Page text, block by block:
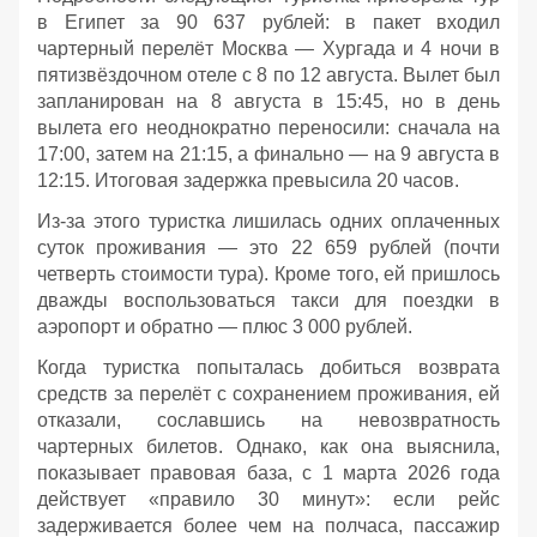
в Египет за 90 637 рублей: в пакет входил
чартерный перелёт Москва — Хургада и 4 ночи в
пятизвёздочном отеле с 8 по 12 августа. Вылет был
запланирован на 8 августа в 15:45, но в день
вылета его неоднократно переносили: сначала на
17:00, затем на 21:15, а финально — на 9 августа в
12:15. Итоговая задержка превысила 20 часов.
Из‑за этого туристка лишилась одних оплаченных
суток проживания — это 22 659 рублей (почти
четверть стоимости тура). Кроме того, ей пришлось
дважды воспользоваться такси для поездки в
аэропорт и обратно — плюс 3 000 рублей.
Когда туристка попыталась добиться возврата
средств за перелёт с сохранением проживания, ей
отказали, сославшись на невозвратность
чартерных билетов. Однако, как она выяснила,
показывает правовая база, с 1 марта 2026 года
действует «правило 30 минут»: если рейс
задерживается более чем на полчаса, пассажир